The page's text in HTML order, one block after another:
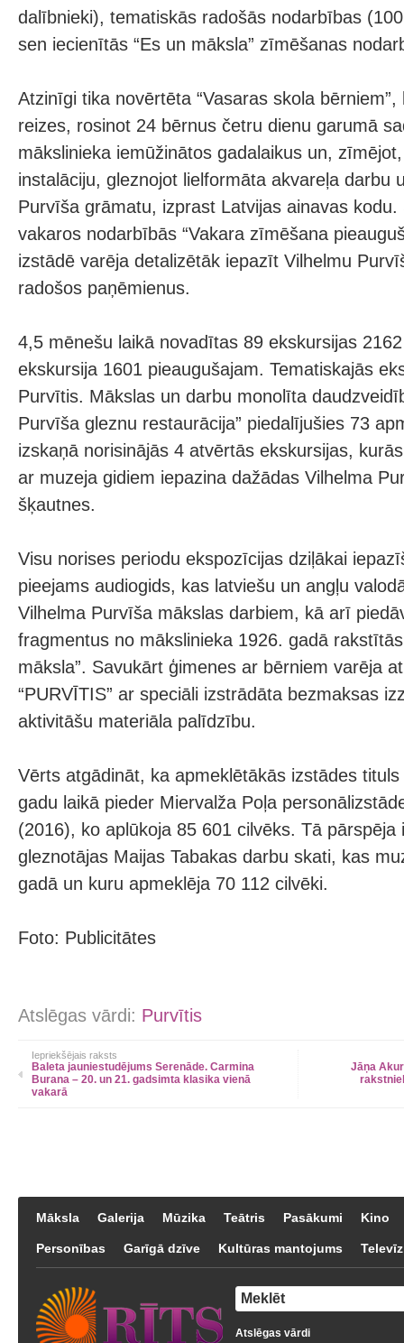
dalībnieki), tematiskās radošās nodarbības
sen iecienītās “Es un māksla” zīmēšanas
Atzinīgi tika novērtēta “Vasaras skola
reizes, rosinot 24 bērnus četru dienu garumā
mākslinieka iemūžinātos gadalaikus un,
instalāciju, gleznojot lielformāta akvareļa darbu
Purvīša grāmatu, izprast Latvijas ainavas kodu.
vakaros nodarbībās “Vakara zīmēšana
izstādē varēja detalizētāk iepazīt Vilhelmu
radošos paņēmienus.
4,5 mēnešu laikā novadītas 89 ekskursijas
ekskursija 1601 pieaugušajam. Tematiskajās
Purvītis. Mākslas un darbu monolīta
Purvīša gleznu restaurācija” piedalījušies 73
izskaņā norisinājās 4 atvērtās ekskursijas,
ar muzeja gidiem iepazina dažādas Vilhelma
šķautnes.
Visu norises periodu ekspozīcijas dziļākai
pieejams audiogids, kas latviešu un angļu
Vilhelma Purvīša mākslas darbiem, kā arī
fragmentus no mākslinieka 1926. gadā
māksla”. Savukārt ģimenes ar bērniem varēja
“PURVĪTIS” ar speciāli izstrādāta bezmaksas
aktivitāšu materiāla palīdzību.
Vērts atgādināt, ka apmeklētākās izstādes
gadu laikā pieder Miervalža Poļa
(2016), ko aplūkoja 85 601 cilvēks. Tā pārspēja
gleznotājas Maijas Tabakas darbu skati, kas
gadā un kuru apmeklēja 70 112 cilvēki.
Foto: Publicitātes
Atslēgas vārdi: Purvītis
Iepriekšējais raksts
Baleta jauniestudējums Serenāde. Carmina
Burana – 20. un 21. gadsimta klasika vienā
vakarā
Jāņa
Māksla Galerija Mūzika Teātris Pasākumi Kino
Personības Garīgā dzīve Kultūras mantojums
Atslēgas vārdi